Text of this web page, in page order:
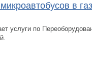
в
услуги по